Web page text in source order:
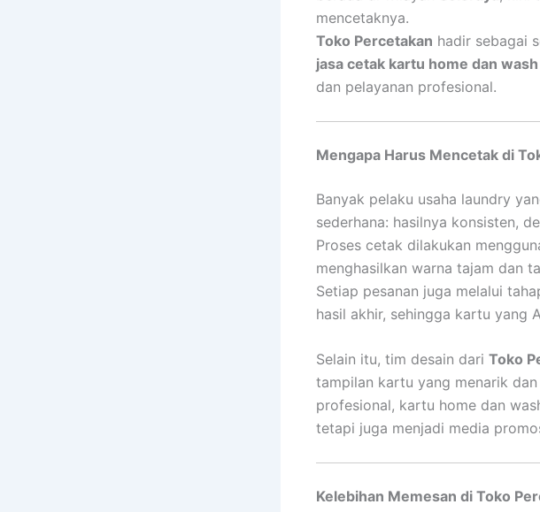
mencetaknya.
Toko Percetakan hadir sebagai
jasa cetak kartu home dan
dan pelayanan profesional.
Mengapa Harus Mencetak di
Banyak pelaku usaha laundry
sederhana: hasilnya konsisten,
Proses cetak dilakukan
menghasilkan warna tajam dan
Setiap pesanan juga melalui
hasil akhir, sehingga kartu yang
Selain itu, tim desain dari Toko
tampilan kartu yang menarik
profesional, kartu home dan
tetapi juga menjadi media
Kelebihan Memesan di Toko